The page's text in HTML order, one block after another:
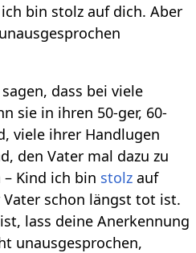
bin stolz auf dich. Aber
sagen, dass bei viele
sie in ihren 50-ger, 60-
viele ihrer Handlugen
den Vater mal dazu zu
Kind ich bin stolz auf
schon längst tot ist.
lass deine Anerkennung
unausgesprochen,